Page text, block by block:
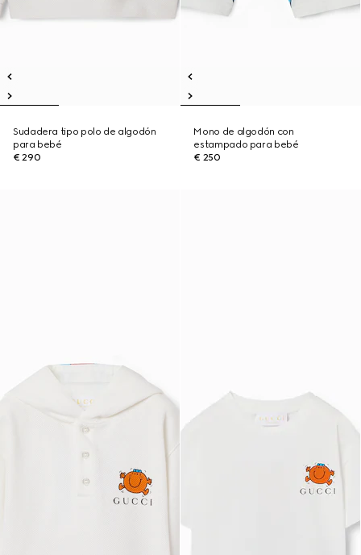
Sudadera tipo polo de algodón
para bebé
€ 290
Mono de algodón con
estampado para bebé
€ 250